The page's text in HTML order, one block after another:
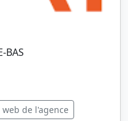
BAS
web de l'agence